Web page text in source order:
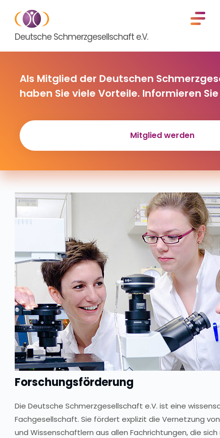
Deutsche Schmerzgesellschaft e.V.
Als Mitglied der Deutschen
haben Sie viele Vorteile. Informieren
Mitglied werden
Forschungsförderung
Die Deutsche Schmerzgesellschaft e.V. ist eine
Fachgesellschaft. Sie fördert explizit die Vernetzung
und Wissenschaftlern aus allen Fachrichtungen, die